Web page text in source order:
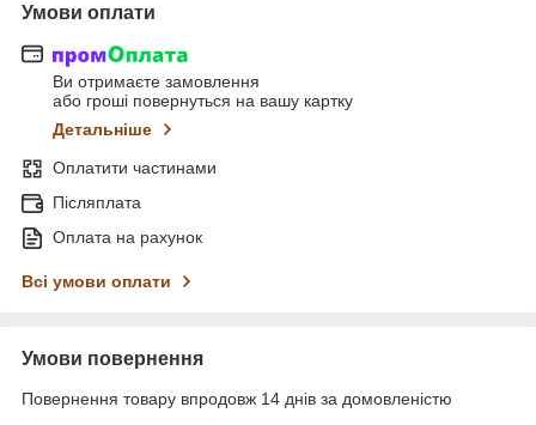
Умови оплати
Ви отримаєте замовлення
або гроші повернуться на вашу картку
Детальніше
Оплатити частинами
Післяплата
Оплата на рахунок
Всі умови оплати
Умови повернення
Повернення товару впродовж 14 днів за домовленістю